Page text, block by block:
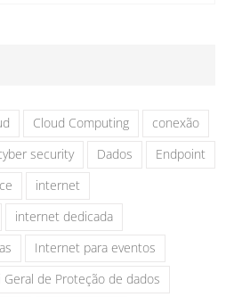
Cloud Computing
conexão
security Dados
Endpoint
internet
internet dedicada
Internet para eventos
Geral de Proteção de dados